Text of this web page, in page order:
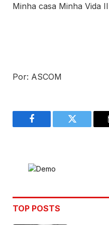
Minha casa Minha Vida
Por: ASCOM
Facebook Twitter
TOP POSTS